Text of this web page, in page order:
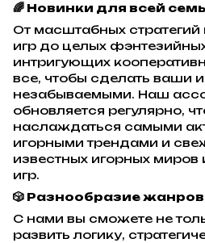
🌈 Новинки для всей
От масштабных
игр до целых
интригующих
все, чтобы сделать ваши
незабываемыми. Наш
обновляется регулярно,
наслаждаться самыми
игорными трендами и
известных игорных
игр.
🎲 Разнообразие
С нами вы сможете не
развить логику,